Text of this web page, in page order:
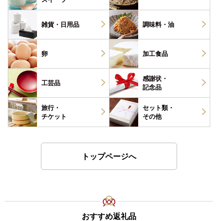
雑貨・ 日用品 調味料・ 油
卵 加工食品
工芸品
感謝状・
記念品
旅行・
チケット
セット類・
その他
トップページへ
おすすめ返礼品